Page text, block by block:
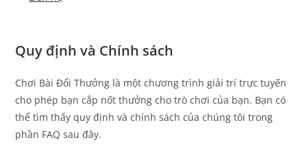
Quy định và Chính sách
Chơi Bài Đổi Thưởng là một chương trình giải trí trực tuyến
cho phép bạn cắp nốt thưởng cho trò chơi của bạn. Bạn có
thể tìm thấy quy định và chính sách của chúng tôi trong
phần FAQ sau đây.